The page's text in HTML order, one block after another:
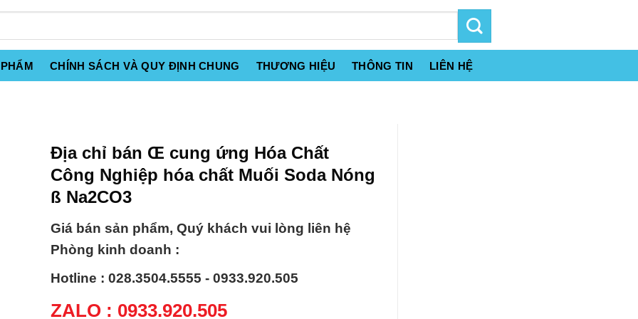
CHÍNH SÁCH VÀ QUY ĐỊNH CHUNG THƯƠNG HIỆU THÔNG TIN LIÊN HỆ
Địa chỉ bán Œ cung ứng Hóa Chất
Công Nghiệp hóa chất Muối Soda Nóng
ß Na2CO3
Giá bán sản phẩm, Quý khách vui lòng liên hệ
Phòng kinh doanh :
Hotline : 028.3504.5555 - 0933.920.505
ZALO : 0933.920.505